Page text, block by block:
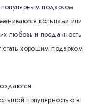
подарком
кольцами или
любовь и преданность
стать хорошим подарком
популярностью в